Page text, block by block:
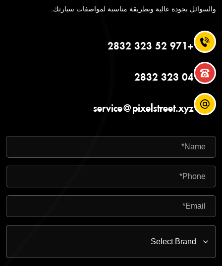
والسوائل بجودة عالية وبطريقة مناسبة لمواصفات سيارتك.
+971 52 323 2832
04 323 2832
service@pixelstreet.xyz